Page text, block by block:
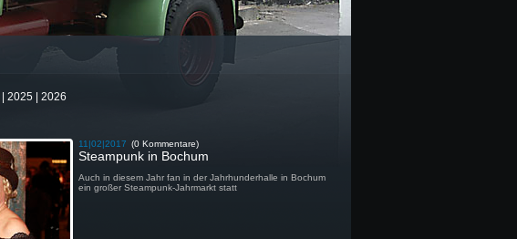
2025
2026
11|02|2017 (0 Kommentare)
Steampunk in Bochum
Auch in diesem Jahr fan in der Jahrhunderhalle in Bochum
ein großer Steampunk-Jahrmarkt statt